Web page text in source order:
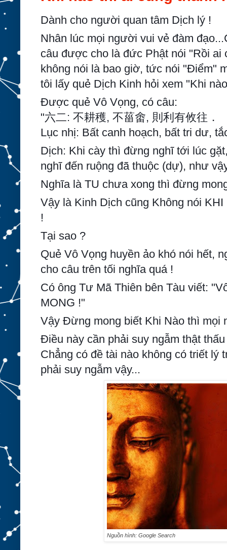
Dành cho người quan tâm Dịch lý !
Nhân lúc mọi người vui vẻ đàm
câu được cho là đức Phật nói "Rồi ai
không nói là bao giờ, tức nói "Điểm"
tôi lấy quẻ Dịch Kinh hỏi xem "Khi
Được quẻ Vô Vọng, có câu:
"六二: 不耕穫, 不菑畬, 則利有攸往．
Lục nhị: Bất canh hoạch, bất tri dư,
Dịch: Khi cày thì đừng nghĩ tới lúc
nghĩ đến ruộng đã thuộc (dự), như
Nghĩa là TU chưa xong thì đừng
Vậy là Kinh Dịch cũng Không nói
!
Tại sao ?
Quẻ Vô Vọng huyền ảo khó nói hết,
cho câu trên tối nghĩa quá !
Có ông Tư Mã Thiên bên Tàu viết:
MONG !"
Vậy Đừng mong biết Khi Nào thì mọi
Điều này cần phải suy ngẫm thật
Chẳng có đề tài nào không có triết lý
phải suy ngẫm vậy...
Nguồn hình: Google Search